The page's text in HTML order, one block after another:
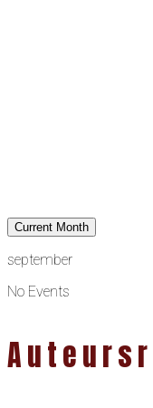
Current Month
september
No Events